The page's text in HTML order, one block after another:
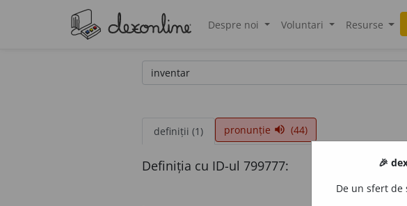
Despre noi Voluntari Resurse
definiții (1) pronunție volume_up (44)
Definiția cu ID-ul 799777: 🎉
De un sfert